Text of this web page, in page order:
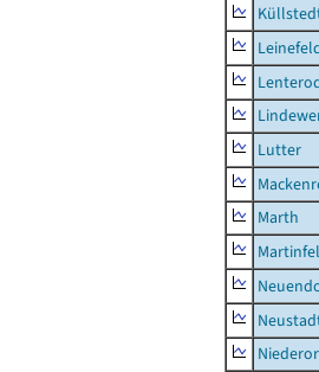
Lutter
Marth